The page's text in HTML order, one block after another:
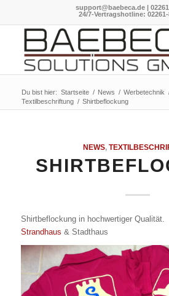
support@baebeca.de|
24/7-Vertragshotline:
Du bist hier: Startseite / News / Werbetechnik
Textilbeschriftung / Shirtbeflockung
NEWS,
Shirtbeflockung in hochwertiger Qualität.
Strandhaus & Stadthaus